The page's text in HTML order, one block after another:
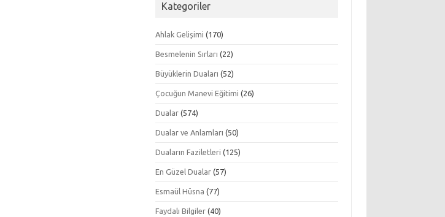
Kategoriler
Ahlak Gelişimi (170)
Besmelenin Sırları (22)
Büyüklerin Duaları (52)
Çocuğun Manevi Eğitimi (26)
Dualar (574)
Dualar ve Anlamları (50)
Duaların Faziletleri (125)
En Güzel Dualar (57)
Esmaül Hüsna (77)
Faydalı Bilgiler (40)